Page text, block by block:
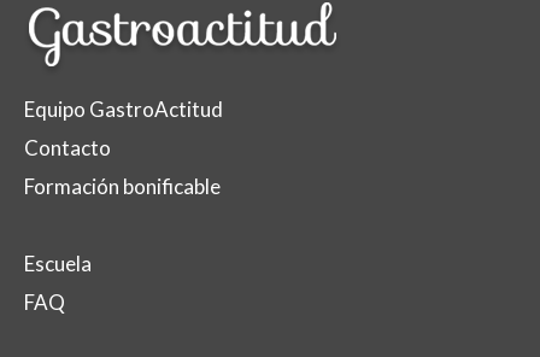
Equipo GastroActitud
Contacto
Formación bonificable
Escuela
FAQ